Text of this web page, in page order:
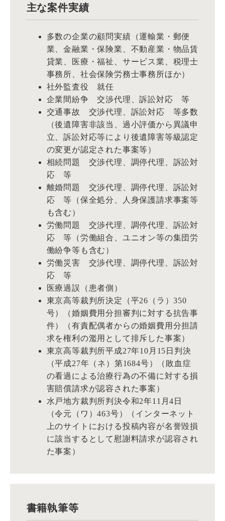
主な案件実績
多数の企業の顧問実績（運輸業・郵便
業、金融業・保険業、不動産業・物品賃
貸業、医療・福祉、サービス業、税理士
事務所、社会保険労務士事務所ほか）
社外監査役 就任
企業間紛争 交渉代理、訴訟対応 等
交通事故 交渉代理、訴訟対応 等多数
（後遺障害非該当、過小評価から異議申
立、訴訟対応等により後遺障害等級認定
の変更が認定された事案等）
相続問題 交渉代理、調停代理、訴訟対
応 等
離婚問題 交渉代理、調停代理、訴訟対
応 等（保全処分、人身保護請求事案等
も含む）
労働問題 交渉代理、調停代理、訴訟対
応 等（労働組合、ユニオン等の集団労
働紛争等も含む）
労働災害 交渉代理、調停代理、訴訟対
応 等
医療過誤（患者側）
東京高等裁判所決定（平26（ラ）350
号）（婚姻費用分担審判に対する抗告事
件）（有責配偶者からの婚姻費用分担請
求を権利の濫用として排斥した事案）
東京高等裁判所平成27年10月15日判決
（平成27年（ネ）第1684号）（敗血症
の看過による治療行為の不備に対する損
害賠償請求が認容された事案）
水戸地方裁判所判決令和2年11月4日
（令元（ワ）463号）（インターネット
上のサイトにおける投稿内容が名誉毀損
に該当するとして慰謝料請求が認容され
た事案）
書籍執筆等